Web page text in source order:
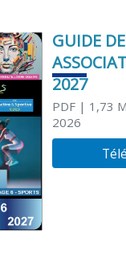
GUIDE
2027
PDF| 1,73
2026